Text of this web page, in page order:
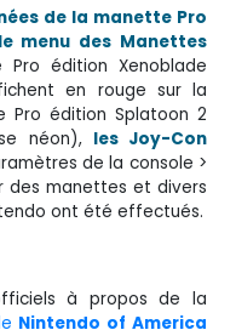
de la manette Pro
menu des Manettes
édition Xenoblade
en rouge sur la
Pro édition Splatoon 2
néon), les Joy-Con
de la console >
des manettes et divers
ont été effectués.
à propos de la
Nintendo of America